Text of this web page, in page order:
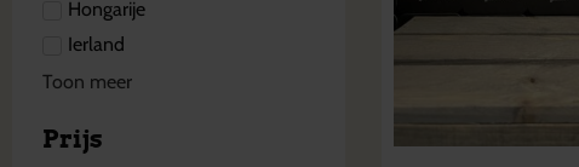
Hongarije
Ierland
Toon meer
Prijs